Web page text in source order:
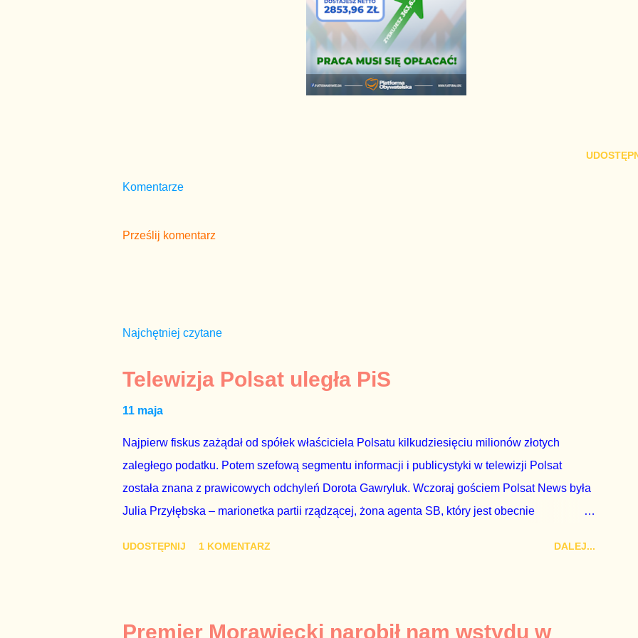
Komentarze
Prześlij komentarz
Najchętniej czytane
Telewizja Polsat uległa PiS
11 maja
Najpierw fiskus zażądał od spółek właściciela Polsatu kilkudziesięciu milionów złotych
zaległego podatku. Potem szefową segmentu informacji i publicystyki w telewizji Polsat
została znana z prawicowych odchyleń Dorota Gawryluk. Wczoraj gościem Polsat News była
Julia Przyłębska – marionetka partii rządzącej, żona agenta SB, który jest obecnie
z TVP i TVN nie dorastają do pięt. Smutne, że znowu dał się złamać partii Jarosława
UDOSTĘPNIJ 1 KOMENTARZ DALEJ...
Premier Morawiecki narobił nam wstydu w